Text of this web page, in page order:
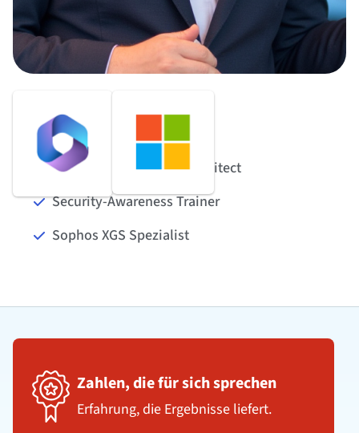
Microsoft Certified Trainer
Microsoft 365 & Azure Architect
Security-Awareness Trainer
Sophos XGS Spezialist
Zahlen, die für sich sprechen
Erfahrung, die Ergebnisse liefert.